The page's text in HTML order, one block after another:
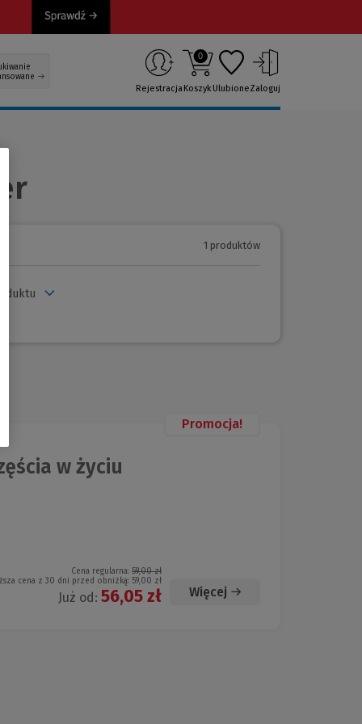
Rejestracja
0
KoszykUlubioneZaloguj
1 produktów
Promocja!
w życiu
Cena regularna: 59,00 zł
cena z 30 dni przed obniżką: 59,00 zł
Już od: 56,05 zł Więcej